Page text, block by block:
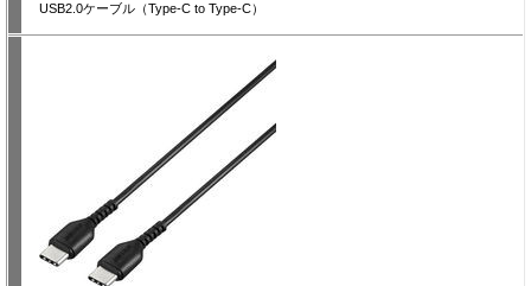
USB2.0ケーブル（Type-C to Type-C）